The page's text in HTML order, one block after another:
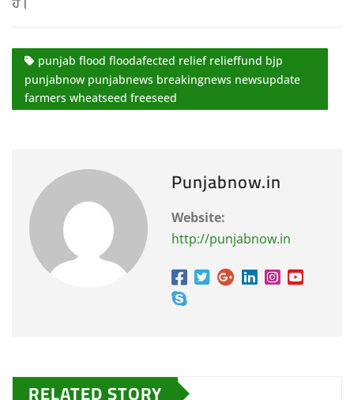
punjab flood floodafected relief relieffund bjp
punjabnow punjabnews breakingnews newsupdate
farmers wheatseed freeseed
Punjabnow.in
Website:
http://punjabnow.in